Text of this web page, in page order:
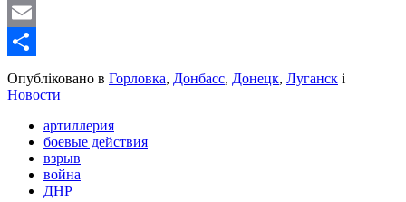
WordPress
Email
Share
Опубліковано в Горловка, Донбасс, Донецк, Луганск і
Новости
артиллерия
боевые действия
взрыв
война
ДНР